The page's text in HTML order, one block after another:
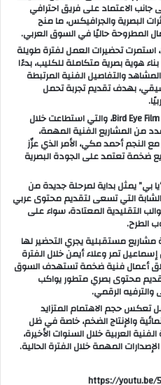
جانب الاعتماد على فريق احترافي
البصرية والجرافيكس، ما منح
المطروحة حاليًا في السوق العربي.
تحضيرات العمل لفترة طويلة
هوية بصرية متكاملة للكليب، بدءًا
والتفاصيل الفنية المرتبطة
بهدف تقديم تجربة تحمل
وجاء الكليب بتنفيذ شركة Bird Eye Film Production، والتي استطاعت خلال
من المشاريع الفنية المهمة،
النجم أحمد مكي، الأمر الذي عزّز
ضخمة تعتمد على الجودة البصرية
بي” يمثل بداية لمرحلة جديدة من
الشابة التي تسعى لتقديم محتوى عربي
التقليدية المعتادة، سواء على
الطرح.
مستقبلية يجري التحضير لها
تمر وعلاء أيمن خلال الفترة
أعمال فنية ضخمة تستهدف السوق
محتوى بصري متطور يواكب
الرقمي.
تعكس حجم الاهتمام المتزايد
والإنتاج الضخم، خاصة في ظل
العربية خلال السنوات الأخيرة،
المهمة خلال الفترة الحالية.
https://youtu.be/